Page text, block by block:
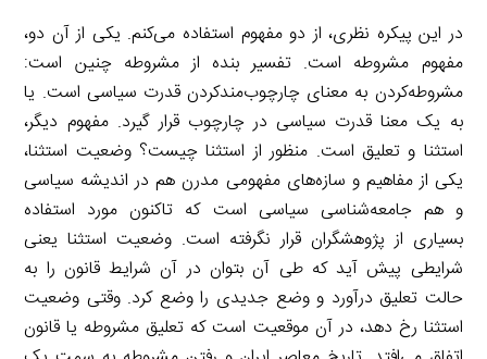
در این پیکره نظری، از دو مفهوم استفاده می‌کنم. یکی از آن دو،
مفهوم مشروطه است. تفسیر بنده از مشروطه چنین است:
مشروطه‌کردن به معنای چارچوب‌مندکردن قدرت سیاسی است. یا
به یک معنا قدرت سیاسی در چارچوب قرار گیرد. مفهوم دیگر،
استثنا و تعلیق است. منظور از استثنا چیست؟ وضعیت استثنا،
یکی از مفاهیم و سازه‌های مفهومی مدرن هم در اندیشه سیاسی
و هم جامعه‌شناسی سیاسی است که تاکنون مورد استفاده
بسیاری از پژوهشگران قرار نگرفته است. وضعیت استثنا یعنی
شرایطی پیش آید که طی آن بتوان در آن شرایط قانون را به
حالت تعلیق درآورد و وضع جدیدی را وضع کرد. وقتی وضعیت
استثنا رخ دهد، در آن موقعیت است که تعلیق مشروطه یا قانون